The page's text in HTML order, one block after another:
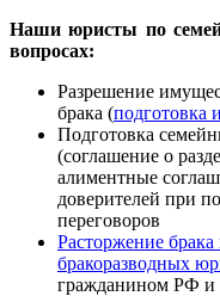
Наши юристы по
вопросах:
Разрешение
брака (подготовка
Подготовка
(соглашение о
алиментные
доверителей при
переговоров
Расторжение
бракоразводных
гражданином РФ и